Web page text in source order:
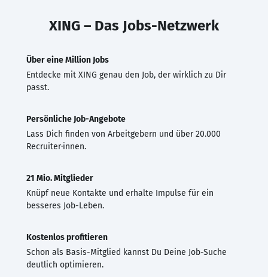
XING – Das Jobs-Netzwerk
Über eine Million Jobs
Entdecke mit XING genau den Job, der wirklich zu Dir
passt.
Persönliche Job-Angebote
Lass Dich finden von Arbeitgebern und über 20.000
Recruiter·innen.
21 Mio. Mitglieder
Knüpf neue Kontakte und erhalte Impulse für ein
besseres Job-Leben.
Kostenlos profitieren
Schon als Basis-Mitglied kannst Du Deine Job-Suche
deutlich optimieren.